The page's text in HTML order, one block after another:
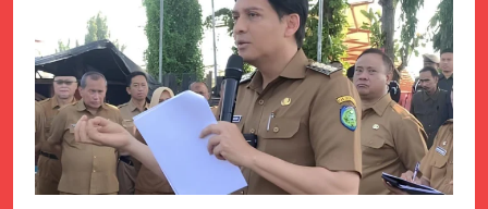
ADE SEBUT
PENYELENGGARAAN
SANGAT BAIK
Juli 22, 2024
Terungkap Dalang
Pemasok BHP Alkes ke
Puskesmas-
Puskesmas se-
kabupaten Sukabumi
selama 7 Tahun.
Juli 22, 2024
Warga Tersenyum
Bahagia Saat Satgas
Yonif 310/KK Bagikan
Puluhan Pakaian
Juli 22, 2024
Diduga Kadinkes Kab.